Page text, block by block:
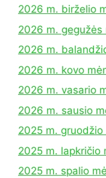
2026 m. birželio
2026 m. gegužės
2026 m.
2026 m. kovo
2026 m. vasario
2026 m. sausio
2025 m. gruodžio
2025 m. lapkričio
2025 m. spalio